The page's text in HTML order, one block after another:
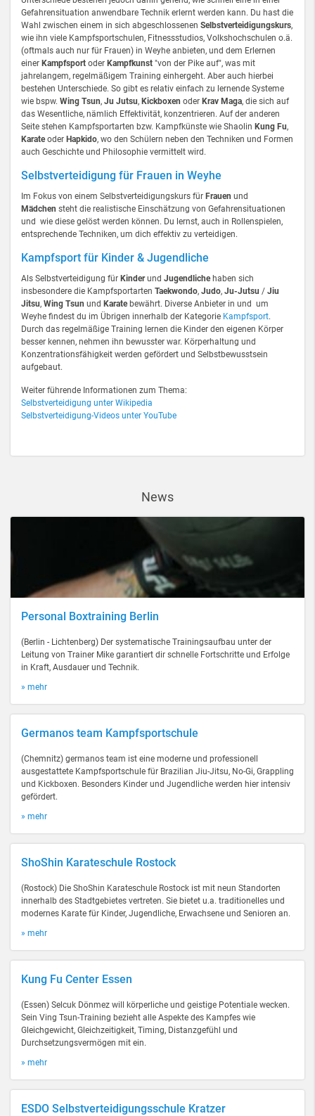
Gefahrensituation anwendbare Technik erlernt werden kann. Du hast die
Wahl zwischen einem in sich abgeschlossenen Selbstverteidigungskurs,
wie ihn viele Kampfsportschulen, Fitnessstudios, Volkshochschulen o.ä.
(oftmals auch nur für Frauen) in Weyhe anbieten, und dem Erlernen
einer Kampfsport oder Kampfkunst "von der Pike auf", was mit
jahrelangem, regelmäßigem Training einhergeht. Aber auch hierbei
bestehen Unterschiede. So gibt es relativ einfach zu lernende Systeme
wie bspw. Wing Tsun, Ju Jutsu, Kickboxen oder Krav Maga, die sich auf
das Wesentliche, nämlich Effektivität, konzentrieren. Auf der anderen
Seite stehen Kampfsportarten bzw. Kampfkünste wie Shaolin Kung Fu,
Karateoder Hapkido, wo den Schülern neben den Techniken und Formen
auch Geschichte und Philosophie vermittelt wird.
Selbstverteidigung für Frauen in Weyhe
Im Fokus von einem Selbstverteidigungskurs für Frauen und
Mädchen steht die realistische Einschätzung von Gefahrensituationen
und wie diese gelöst werden können. Du lernst, auch in Rollenspielen,
entsprechende Techniken, um dich effektiv zu verteidigen.
Kampfsport für Kinder & Jugendliche
Als Selbstverteidigung für Kinderund Jugendlichehaben sich
insbesondere die Kampfsportarten Taekwondo, Judo, Ju-Jutsu / Jiu
Jitsu, Wing Tsun und Karatebewährt. Diverse Anbieter in und um
Weyhe findest du im Übrigen innerhalb der Kategorie Kampfsport.
Durch das regelmäßige Training lernen die Kinder den eigenen Körper
besser kennen, nehmen ihn bewusster war. Körperhaltung und
Konzentrationsfähigkeit werden gefördert und Selbstbewusstsein
aufgebaut.
Weiter führende Informationen zum Thema:
Selbstverteidigung unter Wikipedia
Selbstverteidigung-Videos unter YouTube
News
Personal Boxtraining Berlin
(Berlin - Lichtenberg) Der systematische Trainingsaufbau unter der
Leitung von Trainer Mike garantiert dir schnelle Fortschritte und Erfolge
in Kraft, Ausdauer und Technik.
» mehr
Germanos team Kampfsportschule
(Chemnitz) germanos team ist eine moderne und professionell
ausgestattete Kampfsportschule für Brazilian Jiu-Jitsu, No-Gi, Grappling
und Kickboxen. Besonders Kinder und Jugendliche werden hier intensiv
gefördert.
» mehr
ShoShin Karateschule Rostock
(Rostock) Die ShoShin Karateschule Rostock ist mit neun Standorten
innerhalb des Stadtgebietes vertreten. Sie bietet u.a. traditionelles und
modernes Karate für Kinder, Jugendliche, Erwachsene und Senioren an.
» mehr
Kung Fu Center Essen
(Essen) Selcuk Dönmez will körperliche und geistige Potentiale wecken.
Sein Ving Tsun-Training bezieht alle Aspekte des Kampfes wie
Gleichgewicht, Gleichzeitigkeit, Timing, Distanzgefühl und
Durchsetzungsvermögen mit ein.
» mehr
ESDO Selbstverteidigungsschule Kratzer